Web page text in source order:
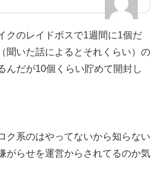
クのレイドボスで1週間に1個だ
聞いた話によるとそれくらい）の
んだが10個くらい貯めて開封し
ク系のはやってないから知らない
がらせを運営からされてるのか気